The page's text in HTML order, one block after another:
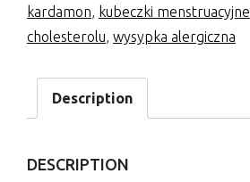
kardamon, kubeczki menstruacyjne
cholesterolu, wysypka alergiczna
Description
DESCRIPTION